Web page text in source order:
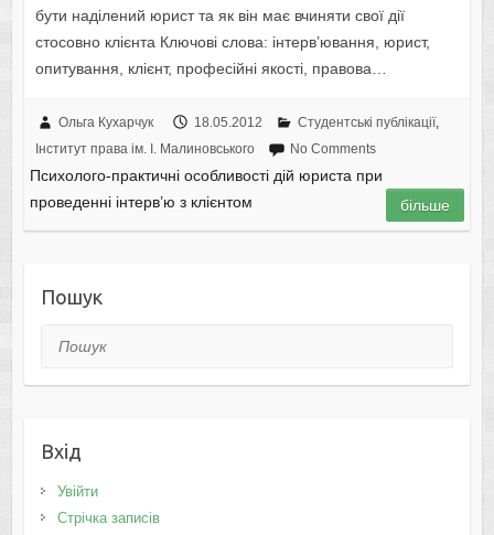
бути наділений юрист та як він має вчиняти свої дії
стосовно клієнта Ключові слова: інтерв’ювання, юрист,
опитування, клієнт, професійні якості, правова…
Ольга Кухарчук 18.05.2012 Студентські публікації,
Інститут права ім. І. Малиновського
No Comments
Психолого-практичні особливості дій юриста при
проведенні інтерв’ю з клієнтом
більше
Пошук
Пошук
Вхід
Увійти
Стрічка записів